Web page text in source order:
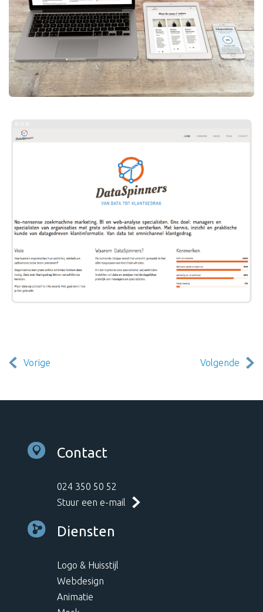
Vorige Volgende
Contact
024 350 50 52
Stuur een e-mail
Diensten
Logo & Huisstijl
Webdesign
Animatie